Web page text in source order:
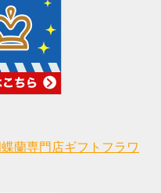
蘭専門店ギフトフラワ